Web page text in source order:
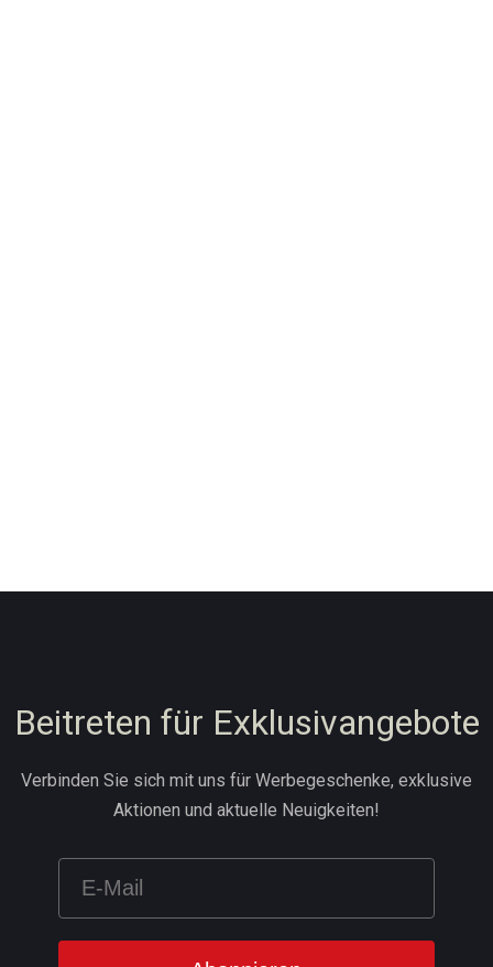
Beitreten für Exklusivangebote
Verbinden Sie sich mit uns für Werbegeschenke, exklusive
Aktionen und aktuelle Neuigkeiten!